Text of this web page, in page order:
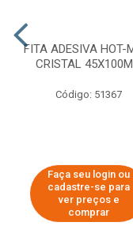
FITA ADESIVA HOT-
CRISTAL
Código: 51367
Faça seu login ou
cadastre-se para
ver preços e
comprar